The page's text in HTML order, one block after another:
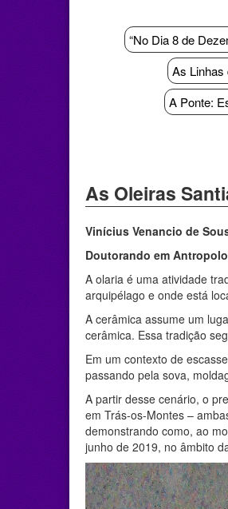
“No Dia 8 de
As Linhas
A Ponte:
As Oleiras
Vinícius Venancio de
Doutorando em
A olaria é uma atividade
arquipélago e onde está
A cerâmica assume um
cerâmica. Essa tradição
Em um contexto de
passando pela sova,
A partir desse cenário, o
em Trás-os-Montes –
demonstrando como, ao
junho de 2019, no âmbito